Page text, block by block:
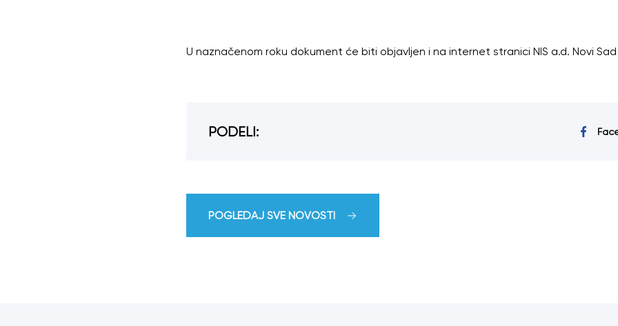
U naznačenom roku dokument će biti objavljen i na internet stranici NIS a.d. Novi Sad
PODELI:
POGLEDAJ SVE NOVOSTI